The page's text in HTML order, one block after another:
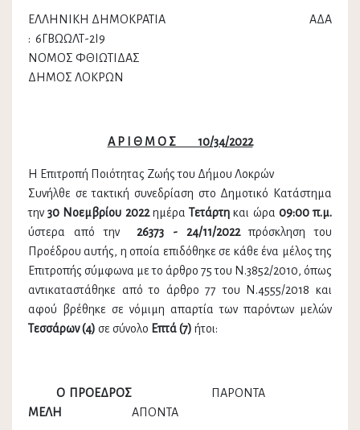
ΕΛΛΗΝΙΚΗ ΔΗΜΟΚΡΑΤΙΑ ΑΔΑ
: 6ΓΒΩΩΛΤ-2Ι9
ΝΟΜΟΣ ΦΘΙΩΤΙΔΑΣ
ΔΗΜΟΣ ΛΟΚΡΩΝ
Α Ρ Ι Θ Μ Ο Σ 10/34/2022
Η Επιτροπή Ποιότητας Ζωής του Δήμου Λοκρών
Συνήλθε σε τακτική συνεδρίαση στο Δημοτικό Κατάστημα
την 30 Νοεμβρίου 2022ημέρα Τετάρτηκαι ώρα 09:00 π.μ.
ύστερα από την26373 - 24/11/2022πρόσκληση του
Προέδρου αυτής, η οποία επιδόθηκε σε κάθε ένα μέλος της
Επιτροπής σύμφωνα με το άρθρο 75 του Ν.3852/2010, όπως
αντικαταστάθηκε από το άρθρο 77 του Ν.4555/2018 και
αφού βρέθηκε σε νόμιμη απαρτία των παρόντων μελών
Τεσσάρων (4) σε σύνολο Επτά (7) ήτοι:
Ο ΠΡΟΕΔΡΟΣ
ΠΑΡΟΝΤΑ
ΜΕΛΗ ΑΠΟΝΤΑ